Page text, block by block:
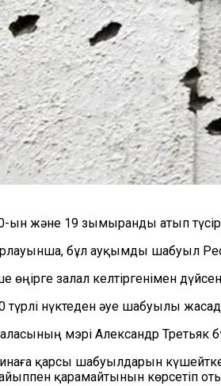
және 19 зымыранды атып
бұл ауқымды шабуыл
өңірге залал келтіргенімен
түрлі нүктеден әуе шабуылы
мэрі Александр Третьяк
қарсы шабуылдарын
қарамайтынын көрсетіп